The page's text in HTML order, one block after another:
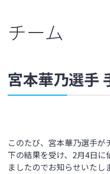
チーム
宮本華乃選手
このたび、宮本華乃選手
下の結果を受け、2月4日
ましたのでお知らせいたし